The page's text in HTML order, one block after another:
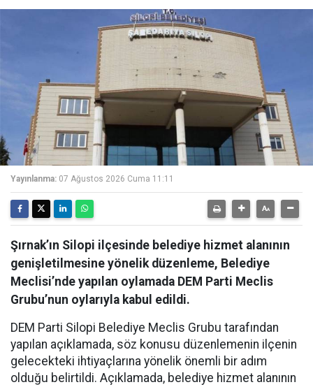
Yayınlanma: 07 Ağustos 2026 Cuma 11:11
Şırnak’ın Silopi ilçesinde belediye hizmet alanının
genişletilmesine yönelik düzenleme, Belediye
Meclisi’nde yapılan oylamada DEM Parti Meclis
Grubu’nun oylarıyla kabul edildi.
DEM Parti Silopi Belediye Meclis Grubu tarafından
yapılan açıklamada, söz konusu düzenlemenin ilçenin
gelecekteki ihtiyaçlarına yönelik önemli bir adım
olduğu belirtildi. Açıklamada, belediye hizmet alanının